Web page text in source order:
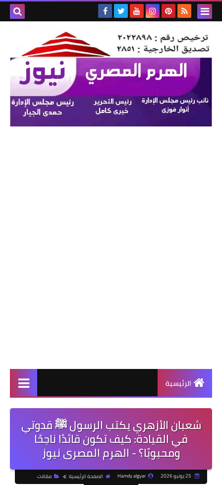
الرئيسية
شعبان الأزهري يكتب الرسول ﷺ قدوتي
في القيادة: كيف تكون قائدًا ناجحًا
ومحبوبًا؟ - الهرم المصرى نيوز
Hamdy algyar الصفحة الرئيسية مقالات